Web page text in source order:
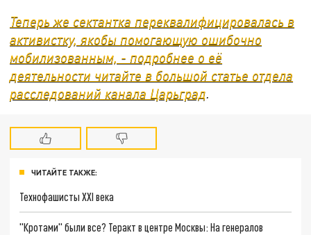
Теперь же сектантка переквалифицировалась в
активистку, якобы помогающую ошибочно
мобилизованным, - подробнее о её
деятельности читайте в большой статье отдела
расследований канала Царьград.
ЧИТАЙТЕ ТАКЖЕ:
Технофашисты XXI века
"Кротами" были все? Теракт в центре Москвы: На генералов